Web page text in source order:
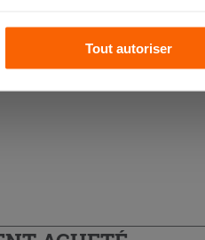
Tout autoriser
114,90 € /PC
AJOUTER AU